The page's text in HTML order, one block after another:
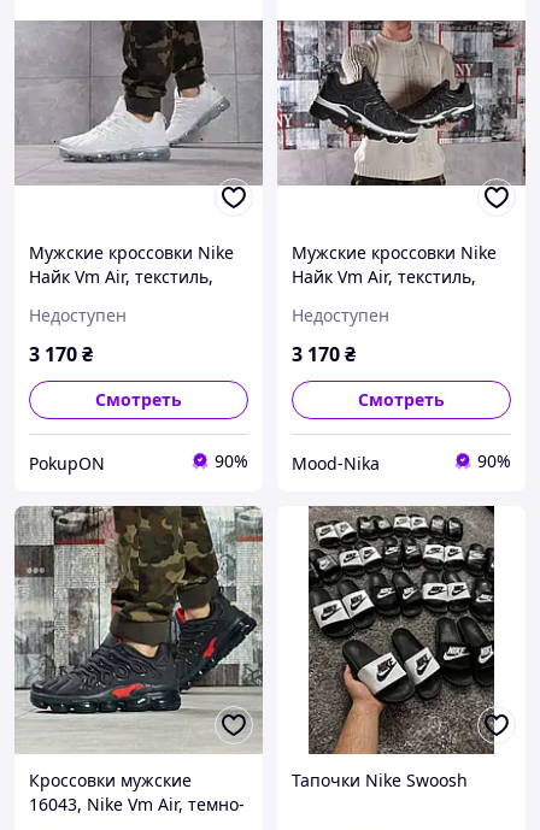
Мужские кроссовки Nike
Найк Vm Air, текстиль,
Недоступен
3 170₴
Смотреть
PokupON 90%
Мужские кроссовки Nike
Найк Vm Air, текстиль,
Недоступен
3 170₴
Смотреть
Mood-Nika 90%
Кроссовки мужские
16043, Nike Vm Air, темно-
Тапочки Nike Swoosh